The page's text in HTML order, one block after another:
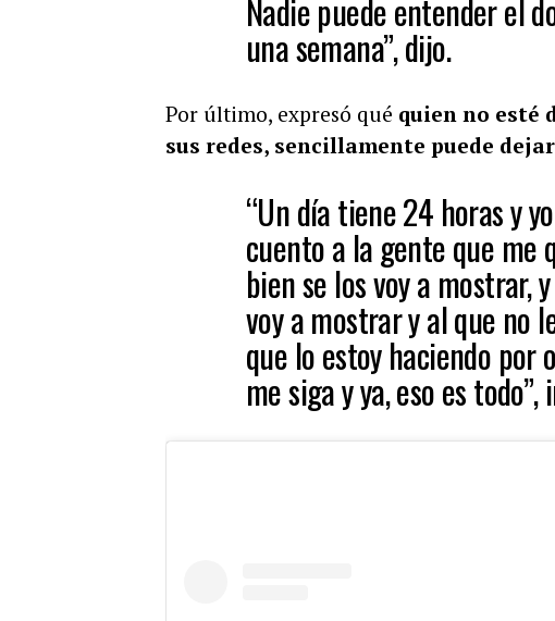
Nadie puede entender el
una semana”, dijo.
Por último, expresó qué quien no esté
sus redes, sencillamente puede
“Un día tiene 24 horas y
cuento a la gente que me
bien se los voy a mostrar,
voy a mostrar y al que no
que lo estoy haciendo por
me siga y ya, eso es todo”,